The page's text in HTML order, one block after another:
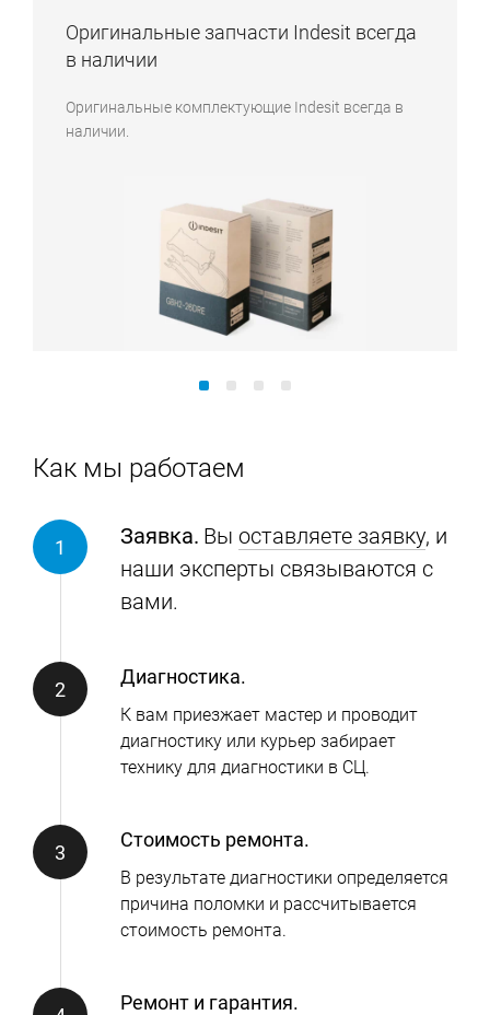
Оригинальные запчасти Indesit всегда
в наличии
Оригинальные комплектующие Indesit всегда в
наличии.
Как мы работаем
Заявка. Вы оставляете заявку, и
наши эксперты связываются с
вами.
Диагностика.
К вам приезжает мастер и проводит
диагностику или курьер забирает
технику для диагностики в СЦ.
Стоимость ремонта.
В результате диагностики определяется
причина поломки и рассчитывается
стоимость ремонта.
Ремонт и гарантия.